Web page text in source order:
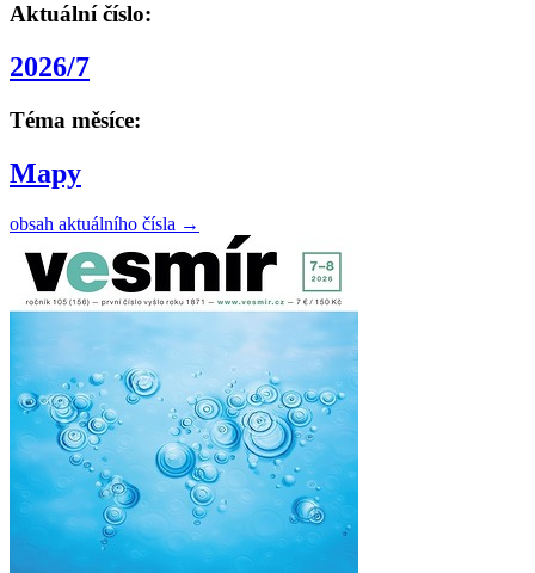
Aktuální číslo:
2026/7
Téma měsíce:
Mapy
obsah aktuálního čísla →